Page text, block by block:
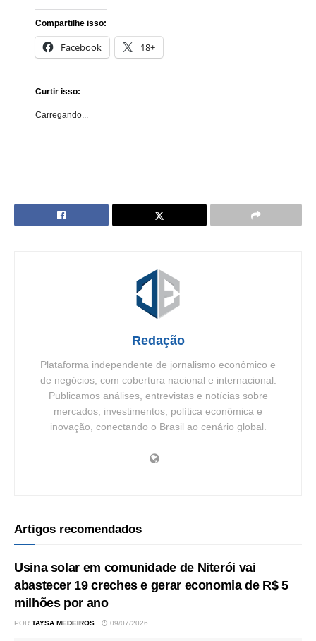
Compartilhe isso:
Facebook 18+
Curtir isso:
Carregando...
Redação
Plataforma independente de jornalismo econômico e
de negócios, com cobertura nacional e internacional.
Publicamos análises, entrevistas e notícias sobre
mercados, investimentos, política econômica e
inovação, conectando o Brasil ao cenário global.
Artigos recomendados
Usina solar em comunidade de Niterói vai
abastecer 19 creches e gerar economia de R$ 5
milhões por ano
POR TAYSA MEDEIROS 09/07/2026